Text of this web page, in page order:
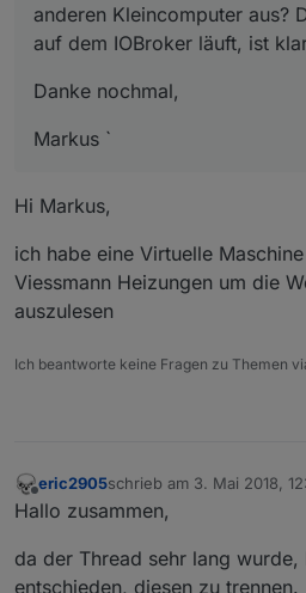
anderen Kleincomputer aus?
auf dem IOBroker läuft, ist
Danke nochmal,
Markus `
Hi Markus,
ich habe eine Virtuelle
Viessmann Heizungen um die
auszulesen
Ich beantworte keine Fragen zu Themen
Offline
eric2905schrieb am 3. Mai 2018,
zuletzt editiert von
Hallo zusammen,
da der Thread sehr lang wurde,
entschieden, diesen zu trennen.